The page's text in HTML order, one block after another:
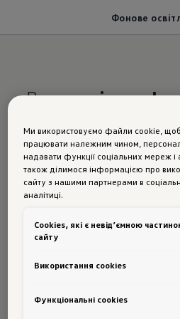
Фонове
Ваша
няв
Ми використовуємо файли cookie,
працювати належним чином,
надавати функції соціальних мереж
також ділимося інформацією про
сайту з нашими партнерами в
аналітиці.
Сookies, які є невід’ємною
сайту
Використання cookies
Функціональні cookies